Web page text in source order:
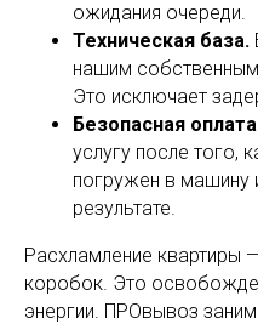
ожидания очереди.
Техническая база.
нашим собственным
Это исключает
Безопасная
услугу после того,
погружен в машину
результате.
Расхламление квартиры
коробок. Это
энергии. ПРОвывоз